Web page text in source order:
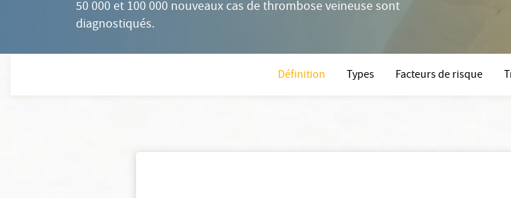
50 000 et 100 000 nouveaux cas de thrombose veineuse sont
diagnostiqués.
Définition Types Facteurs de risque